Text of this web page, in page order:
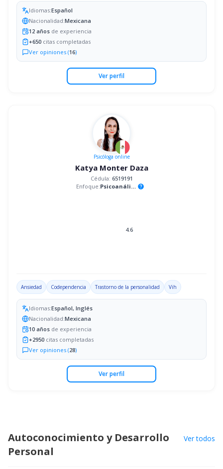
Idiomas:Español
Nacionalidad:Mexicana
12 años de experiencia
+650 citas completadas
Ver opiniones (16)
Ver perfil
Psicóloga online
Katya Monter Daza
Cédula: 6519191
Enfoque:
Psicoanálisis help
4.6
Ansiedad Codependencia Trastorno de la personalidad Vih
Idiomas:Español, Inglés
Nacionalidad:Mexicana
10 años de experiencia
+2950 citas completadas
Ver opiniones (28)
Ver perfil
Autoconocimiento y Desarrollo
Personal
Ver todos